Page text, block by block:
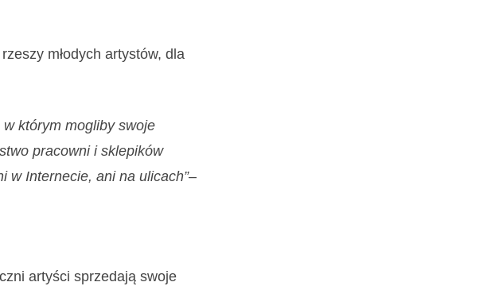
młodych artystów, dla
którym mogliby swoje
pracowni i sklepików
w Internecie, ani na ulicach”–
artyści sprzedają swoje